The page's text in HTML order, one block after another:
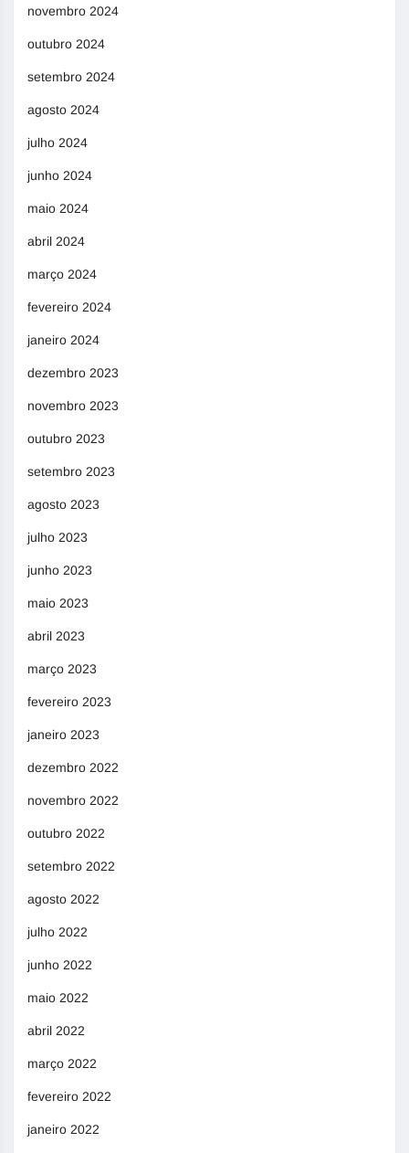
novembro 2024
outubro 2024
setembro 2024
agosto 2024
julho 2024
junho 2024
maio 2024
abril 2024
março 2024
fevereiro 2024
janeiro 2024
dezembro 2023
novembro 2023
outubro 2023
setembro 2023
agosto 2023
julho 2023
junho 2023
maio 2023
abril 2023
março 2023
fevereiro 2023
janeiro 2023
dezembro 2022
novembro 2022
outubro 2022
setembro 2022
agosto 2022
julho 2022
junho 2022
maio 2022
abril 2022
março 2022
fevereiro 2022
janeiro 2022